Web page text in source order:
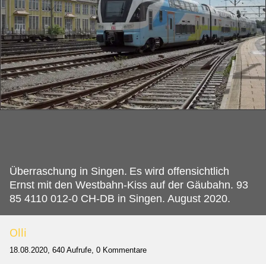
Überraschung in Singen. Es wird offensichtlich
Ernst mit den Westbahn-Kiss auf der Gäubahn. 93
85 4110 012-0 CH-DB in Singen. August 2020.
Olli
18.08.2020, 640 Aufrufe, 0 Kommentare